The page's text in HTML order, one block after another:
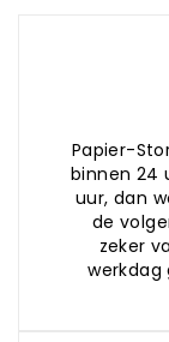
Papier-
binnen 24
uur, dan
de
zeker
werkdag